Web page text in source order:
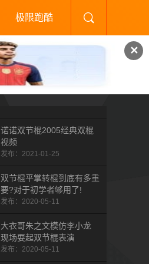
✕
极限跑酷
诺诺双节棍2005经典双棍
视频
发布：2021-01-25
双节棍平掌转棍到底有多重
要?对于初学者够用了!
发布：2020-05-11
大衣哥朱之文模仿李小龙
现场耍起双节棍表演
发布：2020-05-11